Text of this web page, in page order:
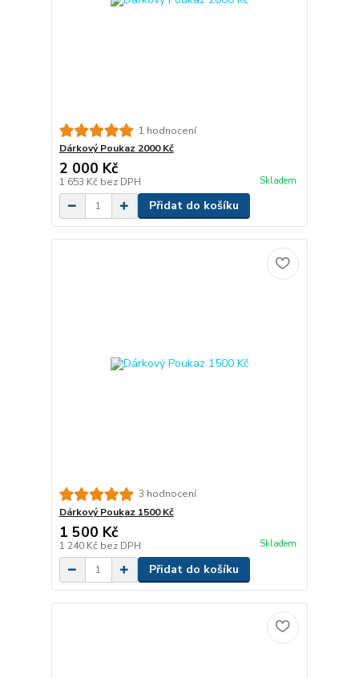
1 hodnocení
Dárkový Poukaz 2000 Kč
2 000 Kč
1 653 Kč bez DPH Skladem
Přidat do košíku
3 hodnocení
Dárkový Poukaz 1500 Kč
1 500 Kč
1 240 Kč bez DPH Skladem
Přidat do košíku